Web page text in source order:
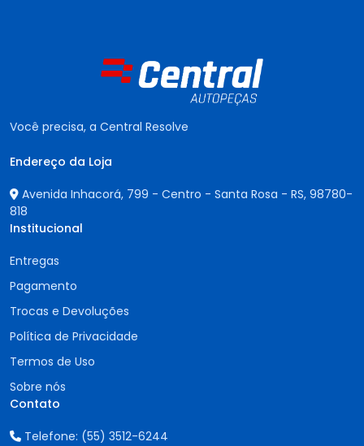
Você precisa, a Central Resolve
Endereço da Loja
Avenida Inhacorá, 799 - Centro - Santa Rosa - RS, 98780-
818
Institucional
Entregas
Pagamento
Trocas e Devoluções
Política de Privacidade
Termos de Uso
Sobre nós
Contato
Telefone: (55) 3512-6244